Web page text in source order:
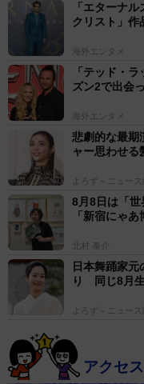
「エターナ
クリスト」作
海外エンタメ
「テッド・
ズン2で出会
海外エンタメ
悲劇的な最
ャー思わせ
よろず～ニュース
8月8日は「
「新宿にゃ
北村 泰介
日本舞踊家
り 同じ8月生
よろず～ニュース
アクセ